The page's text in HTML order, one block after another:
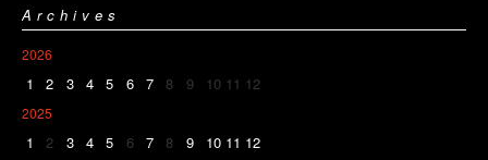
Archives
2026
1 2 3 4 5 6 7 8 9 10 11 12
2025
1 2 3 4 5 6 7 8 9 10 11 12